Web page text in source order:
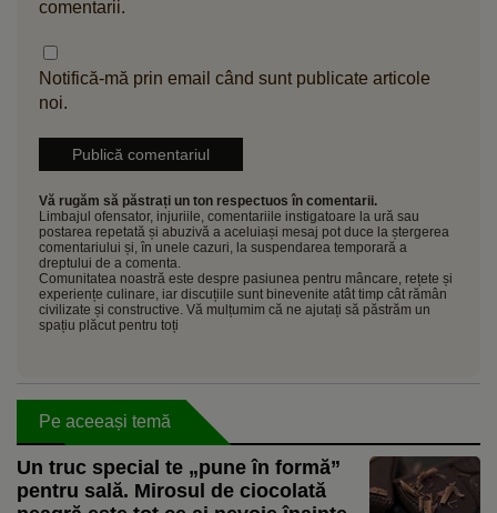
comentarii.
Notifică-mă prin email când sunt publicate articole
noi.
Vă rugăm să păstrați un ton respectuos în comentarii.
Limbajul ofensator, injuriile, comentariile instigatoare la ură sau
postarea repetată și abuzivă a aceluiași mesaj pot duce la ștergerea
comentariului și, în unele cazuri, la suspendarea temporară a
dreptului de a comenta.
Comunitatea noastră este despre pasiunea pentru mâncare, rețete și
experiențe culinare, iar discuțiile sunt binevenite atât timp cât rămân
civilizate și constructive. Vă mulțumim că ne ajutați să păstrăm un
spațiu plăcut pentru toți
Pe aceeași temă
Un truc special te „pune în formă”
pentru sală. Mirosul de ciocolată